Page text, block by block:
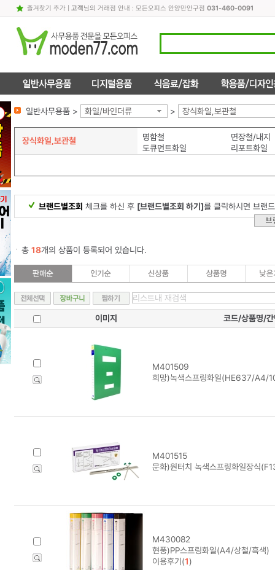
즐겨찾기 추가| 고객님의 거래점 안내 : 모든오피스 안양만안구점 031-460-0091
일반사무용품 > 화일/바인더류 > 장식화일,보관철
장식화일,보관철 명함철
면장철/내지
도큐먼트화일
리포트화일
브랜드별조회 체크를 하신 후 [브랜드별조회 하기]를 클릭하시면 브랜
총 18개의 상품이 등록되어 있습니다.
이미지 코드/상품명/간
M401509
희망)녹색스프링화일(HE637/A4/
M401515
문화)원터치 녹색스프링화일장식
M430082
현풍)PP스프링화일(A4/상철/흑색)
이용후기(1)